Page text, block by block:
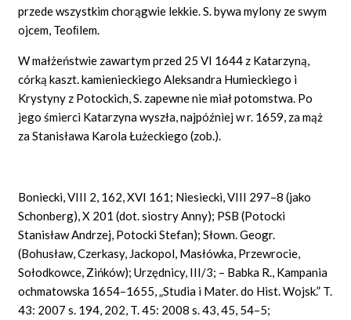
przede wszystkim chorągwie lekkie. S. bywa mylony ze swym
ojcem, Teoﬁlem.
W małżeństwie zawartym przed 25 VI 1644 z Katarzyną,
córką kaszt. kamienieckiego Aleksandra Humieckiego i
Krystyny z Potockich, S. zapewne nie miał potomstwa. Po
jego śmierci Katarzyna wyszła, najpóźniej w r. 1659, za mąż
za Stanisława Karola Łużeckiego (zob.).
Boniecki, VIII 2, 162, XVI 161; Niesiecki, VIII 297–8 (jako
Schonberg), X 201 (dot. siostry Anny); PSB (Potocki
Stanisław Andrzej, Potocki Stefan); Słown. Geogr.
(Bohusław, Czerkasy, Jackopol, Masłówka, Przewrocie,
Sołodkowce, Zińków); Urzędnicy, III/3; – Babka R., Kampania
ochmatowska 1654–1655, „Studia i Mater. do Hist. Wojsk.” T.
43: 2007 s. 194, 202, T. 45: 2008 s. 43, 45, 54–5;